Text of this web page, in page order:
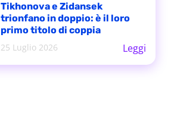
Tikhonova e Zidansek
trionfano in doppio: è il loro
primo titolo di coppia
25 Luglio 2026
Leggi